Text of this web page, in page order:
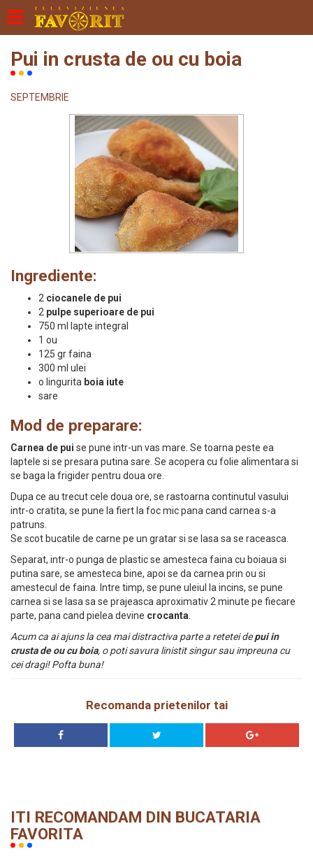
Pui in crusta de ou cu boia
SEPTEMBRIE
Ingrediente:
2 ciocanele de pui
2 pulpe superioare de pui
750 ml lapte integral
1 ou
125 gr faina
300 ml ulei
o lingurita boia iute
sare
Mod de preparare:
Carnea de pui se pune intr-un vas mare. Se toarna peste ea
laptele si se presara putina sare. Se acopera cu folie alimentara si
se baga la frigider pentru doua ore.
Dupa ce au trecut cele doua ore, se rastoarna continutul vasului
intr-o cratita, se pune la fiert la foc mic pana cand carnea s-a
patruns.
Se scot bucatile de carne pe un gratar si se lasa sa se raceasca.
Separat, intr-o punga de plastic se amesteca faina cu boiaua si
putina sare, se amesteca bine, apoi se da carnea prin ou si
amestecul de faina. Intre timp, se pune uleiul la incins, se pune
carnea si se lasa sa se prajeasca aproximativ 2 minute pe fiecare
parte, pana cand pielea devine crocanta
Acum ca ai ajuns la cea mai distractiva parte a retetei depui in
crusta de ou cu boia, o poti savura linistit singur sau impreuna cu
cei dragi! Pofta buna!
Recomanda prietenilor tai
ITI RECOMANDAM DIN BUCATARIA
FAVORITA